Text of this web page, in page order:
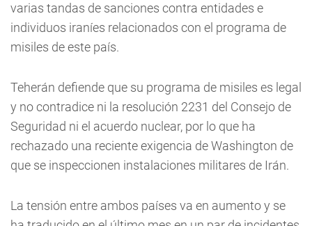
varias tandas de sanciones contra entidades e
individuos iraníes relacionados con el programa de
misiles de este país.
Teherán defiende que su programa de misiles es legal
y no contradice ni la resolución 2231 del Consejo de
Seguridad ni el acuerdo nuclear, por lo que ha
rechazado una reciente exigencia de Washington de
que se inspeccionen instalaciones militares de Irán.
La tensión entre ambos países va en aumento y se